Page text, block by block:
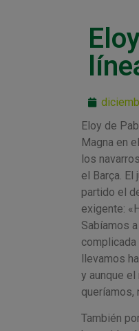
Eloy de
Magna en
los
el Barça.
partido el
exigente:
Sabíamos
llevamos
y aunque
queríamos,
También